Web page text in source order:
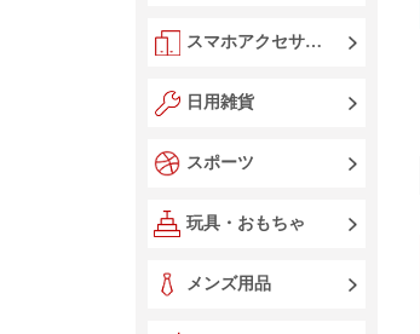
スマホアクセサリー
日用雑貨
スポーツ
玩具・おもちゃ
メンズ用品